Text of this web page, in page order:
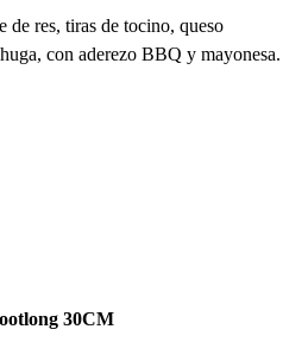
de res, tiras de tocino, queso
con aderezo BBQ y mayonesa.
30CM